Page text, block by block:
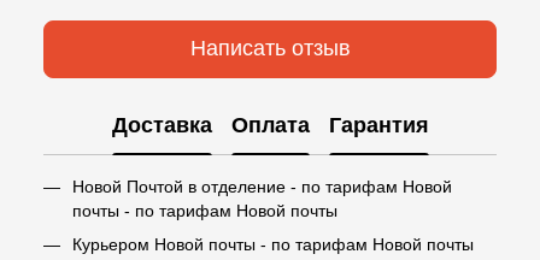
Написать отзыв
Доставка Оплата Гарантия
Новой Почтой в отделение - по тарифам Новой
почты - по тарифам Новой почты
Курьером Новой почты - по тарифам Новой почты